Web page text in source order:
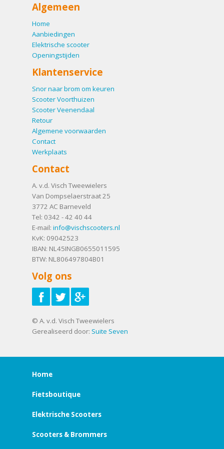
Algemeen
Home
Aanbiedingen
Elektrische scooter
Openingstijden
Klantenservice
Snor naar brom om keuren
Scooter Voorthuizen
Scooter Veenendaal
Retour
Algemene voorwaarden
Contact
Werkplaats
Contact
A. v.d. Visch Tweewielers
Van Dompselaerstraat 25
3772 AC Barneveld
Tel: 0342 - 42 40 44
E-mail: info@vischscooters.nl
KvK: 09042523
IBAN: NL45INGB0655011595
BTW: NL806497804B01
Volg ons
© A. v.d. Visch Tweewielers
Gerealiseerd door: Suite Seven
Home
Fietsboutique
Elektrische Scooters
Scooters & Brommers